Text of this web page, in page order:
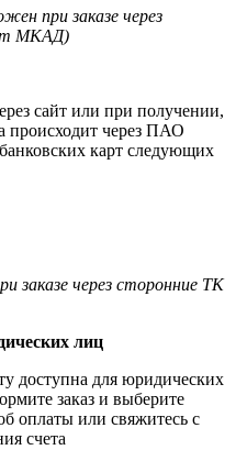
при заказе через
МКАД)
сайт или при получении,
происходит через ПАО
карт следующих
заказе через сторонние ТК
лиц
доступна для юридических
заказ и выберите
оплаты или свяжитесь с
счета